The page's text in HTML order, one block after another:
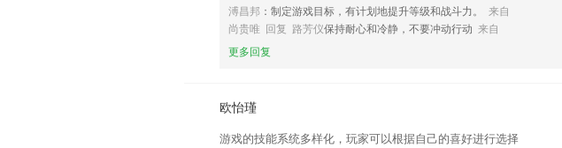
溥昌邦 ：制定游戏目标，有计划地提升等级和战斗力。
来自
尚贵唯 回复 路芳仪保持耐心和冷静，不要冲动行动 来自
更多回复
欧怡瑾
游戏的技能系统多样化，玩家可以根据自己的喜好进行选择